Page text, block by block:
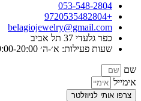
053-548-2804
+9720535482804
belagiojewelry@gmail.com
כפר גלעדי 37 תל אביב
שעות פעילות: א׳-ה׳ 09:00-20:00 ו׳ וערבי חג 9:00-15:00
שם
אימייל
צרפו אותי לניוזלטר